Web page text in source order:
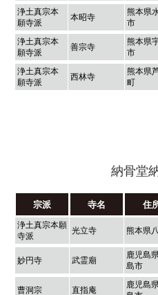
浄土真宗本
願寺派
本昭寺
熊本県
市
浄土真宗本
願寺派
善宗寺
熊本県
市
浄土真宗本
願寺派
西林寺
熊本県
町
納骨堂
宗派 寺名 住
浄土真宗本願
寺派
光立寺 熊本県
妙円寺 武霊廟
鹿児島
島市
曹洞宗 直指庵
鹿児島